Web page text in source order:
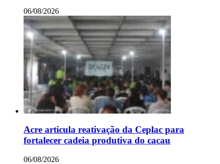
06/08/2026
Acre articula reativação da Ceplac para
fortalecer cadeia produtiva do cacau
06/08/2026